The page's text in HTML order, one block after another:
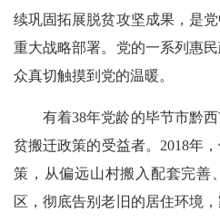
续巩固拓展脱贫攻坚成果，是
重大战略部署。党的一系列惠
众真切触摸到党的温暖。
有着38年党龄的毕节市黔
贫搬迁政策的受益者。2018年
策，从偏远山村搬入配套完善
区，彻底告别老旧的居住环境